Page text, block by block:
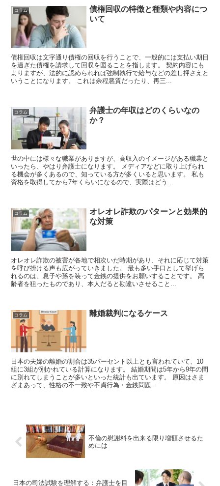
コラム
債権回収の特徴と種類や内容につ
いて
債権回収は文字通り債権の回収を行うことで、一般的には支払い期日
を過ぎた債権を請求して回収を図ることを指します。 契約内容にも
よりますが、法的に認められれば強制執行で給与などの差し押さえと
いうことになります。 これは余程悪質だったり、再三...
コラム
弁護士の年収はどのくらいなの
か？
世の中には様々な職業がありますが、高収入のイメージがある職業と
いったら、やはり弁護士になります。 メディアなどに取り上げられ
る機会が多くあるので、知っている方が多くいると思います。 私も
資格を取得してから7年くらいになるので、実際はどう...
コラム
オレオレ詐欺のパターンと効果的
な対策
オレオレ詐欺の被害が各地で相次いだ時期があり、それに応じて対策
を呼び掛ける声も広がっていきました。 最も多い手口として挙げら
れるのは、息子や孫を装って金銭の提供をお願いすることです。 高
齢者を狙ったものであり、本人だると勘違いさせること...
コラム 離婚裁判になるケース
日本の夫婦の離婚の割合は35パーセント以上とも言われていて、10
組に3組が別かれている計算になります。 結婚期間は5年から9年の間
に別れてしまうことが多いといった統計も出ています。 原因はさま
ざまあって、性格の不一致や不貞行為・金銭問題...
不倫の慰謝料を出来る限り増額させるた
めには
日本の司法試験を理解する：弁護士を目